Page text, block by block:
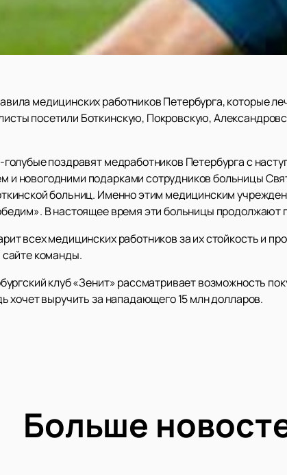
медицинских работников Петербурга, которые
посетили Боткинскую, Покровскую,
поздравят медработников Петербурга с
и новогодними подарками сотрудников больницы
больниц. Именно этим медицинским
В настоящее время эти больницы продолжают
всех медицинских работников за их стойкость и
команды.
клуб «Зенит» рассматривает возможность
хочет выручить за нападающего 15 млн долларов.
Больше